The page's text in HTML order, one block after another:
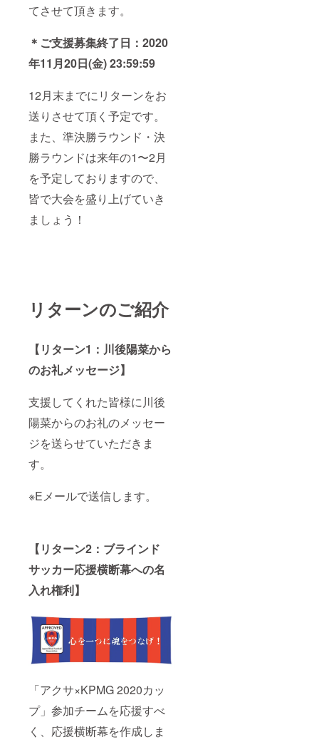
てさせて頂きます。
＊ご支援募集終了日：2020
年11月20日(金) 23:59:59
12月末までにリターンをお
送りさせて頂く予定です。
また、準決勝ラウンド・決
勝ラウンドは来年の1〜2月
を予定しておりますので、
皆で大会を盛り上げていき
ましょう！
リターンのご紹介
【リターン1：川後陽菜から
のお礼メッセージ】
支援してくれた皆様に川後
陽菜からのお礼のメッセー
ジを送らせていただきま
す。
※Eメールで送信します。
【リターン2：ブラインド
サッカー応援横断幕への名
入れ権利】
「アクサ×KPMG 2020カッ
プ」参加チームを応援すべ
く、応援横断幕を作成しま